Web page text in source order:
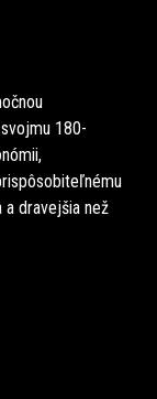
180-
dravejšia než